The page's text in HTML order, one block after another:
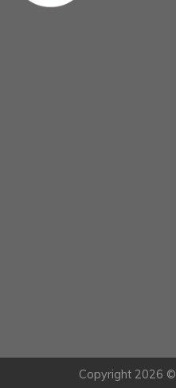
Copyright 2026 ©